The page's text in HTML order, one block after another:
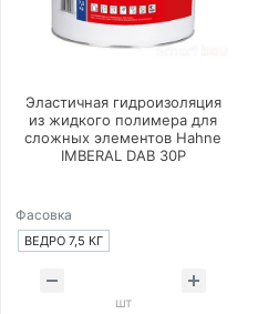
Эластичная гидроизоляция
из жидкого полимера для
сложных элементов Hahne
IMBERAL DAB 30P
Фасовка
ВЕДРО 7,5 КГ
шт